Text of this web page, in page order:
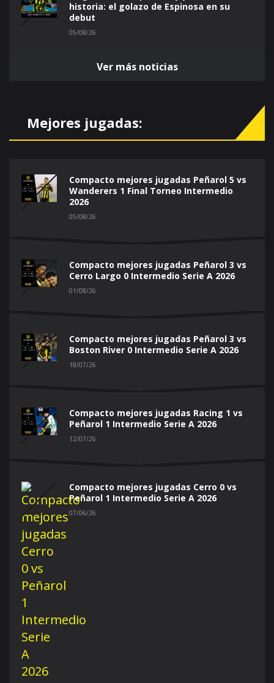
historia: el golazo de Espinosa en su
debut
05/08/26
Ver más noticias
Mejores jugadas:
Compacto mejores jugadas Peñarol 5 vs
Wanderers 1 Final Torneo Intermedio
2026
05/08/26
Compacto mejores jugadas Peñarol 3 vs
Cerro Largo 0 Intermedio Serie A 2026
01/08/26
Compacto mejores jugadas Peñarol 3 vs
Boston River 0 Intermedio Serie A 2026
18/07/26
Compacto mejores jugadas Racing 1 vs
Peñarol 1 Intermedio Serie A 2026
12/07/26
Compacto mejores jugadas Cerro 0 vs
Peñarol 1 Intermedio Serie A 2026
07/06/26